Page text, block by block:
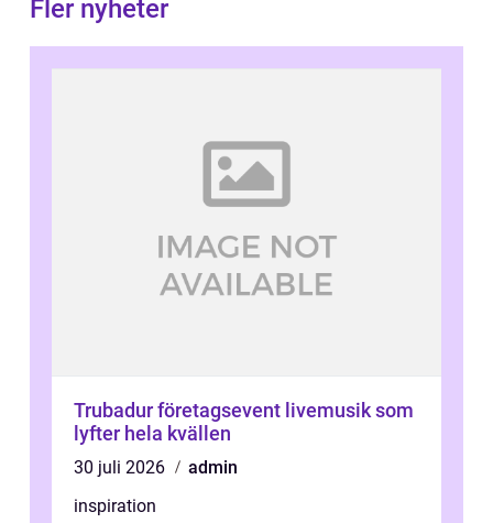
Fler nyheter
Trubadur företagsevent livemusik som
lyfter hela kvällen
30 juli 2026
admin
inspiration